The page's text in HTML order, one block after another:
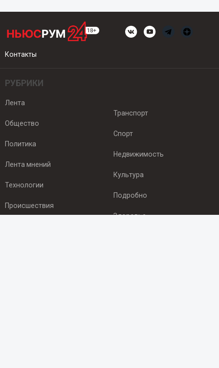
Контакты
РУБРИКИ
Лента
Общество
Политика
Лента мнений
Технологии
Происшествия
Транспорт
Спорт
Недвижимость
Культура
Подробно
Здоровье